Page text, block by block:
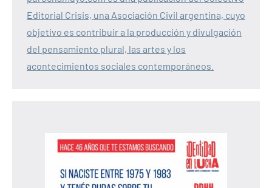
Editorial Crisis, una Asociación Civil argentina, cuyo
objetivo es contribuir a la producción y divulgación
del pensamiento plural, las artes y los
acontecimientos sociales contemporáneos.